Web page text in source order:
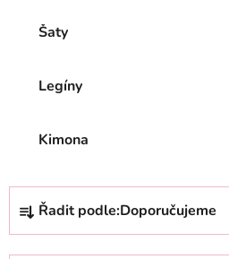
Šaty
Legíny
Kimona
Ř
z
Řadit podle:Doporučujeme